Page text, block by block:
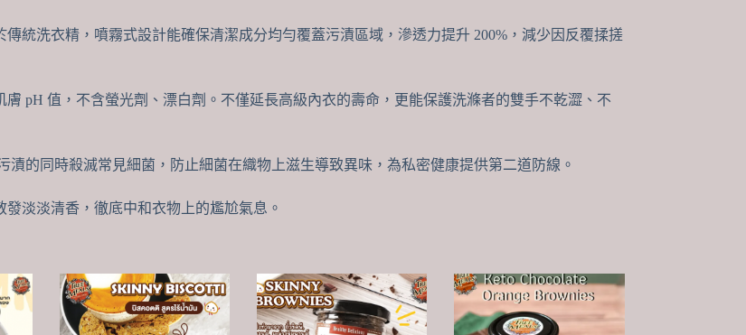
傳統洗衣精，噴霧式設計能確保清潔成分均勻覆蓋污漬區域，滲透力提升 200%，減少因反覆揉搓
膚 pH 值，不含螢光劑、漂白劑。不僅延長高級內衣的壽命，更能保護洗滌者的雙手不乾澀、不
漬的同時殺滅常見細菌，防止細菌在織物上滋生導致異味，為私密健康提供第二道防線。
發淡淡清香，徹底中和衣物上的尷尬氣息。